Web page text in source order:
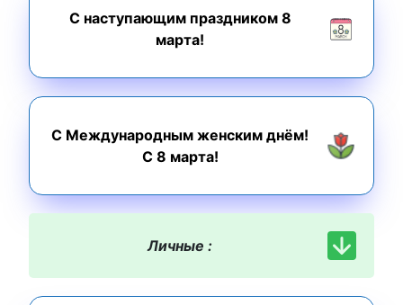
С наступающим праздником 8
марта!
С Международным женским днём!
С 8 марта!
Личные :